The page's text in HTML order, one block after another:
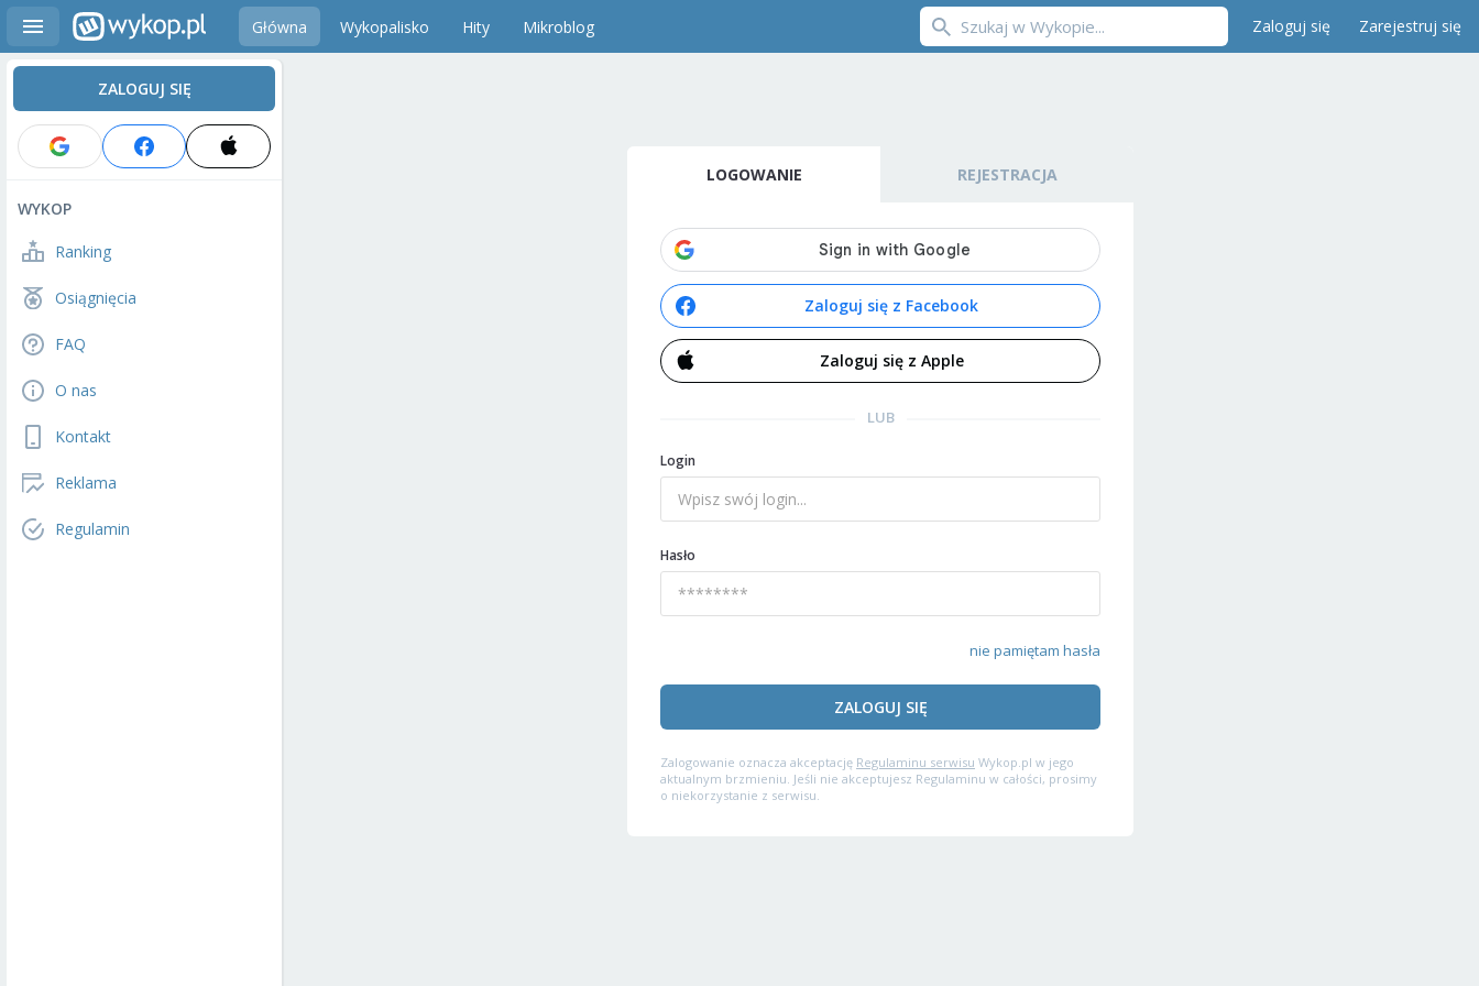
Główna Wykopalisko Hity Mikroblog Zaloguj się Zarejestruj się
ZALOGUJ SIĘ
WYKOP
Ranking
Osiągnięcia
FAQ
O nas
Kontakt
Reklama
Regulamin
LOGOWANIE REJESTRACJA
Zaloguj się z Facebook
Zaloguj się z Apple
LUB
Login
Hasło
nie pamiętam hasła
ZALOGUJ SIĘ
Zalogowanie oznacza akceptację Regulaminu serwisu Wykop.pl w jego
aktualnym brzmieniu. Jeśli nie akceptujesz Regulaminu w całości, prosimy
o niekorzystanie z serwisu.